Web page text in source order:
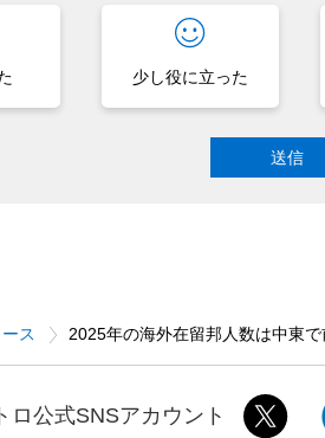
少し役に立った
送信
ス 2025年の海外在留邦人数は中東
ロ公式SNSアカウント